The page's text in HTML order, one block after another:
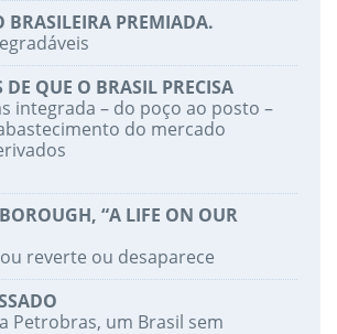
BRASILEIRA PREMIADA.
DE QUE O BRASIL PRECISA
integrada – do poço ao posto –
do mercado
“A LIFE ON OUR
reverte ou desaparece
Petrobras, um Brasil sem